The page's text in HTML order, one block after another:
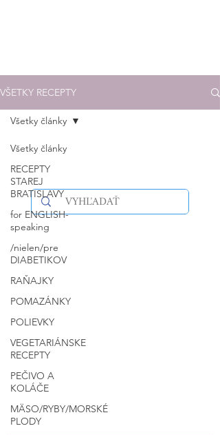
VŠETKY RECEPTY
Všetky články
RECEPTY
STAREJ
BRATISLAVY
for ENGLISH-
speaking
/nielen/pre
DIABETIKOV
RAŇAJKY
POMAZÁNKY
POLIEVKY
VEGETARIÁNSKE
RECEPTY
PEČIVO A
KOLÁČE
MÄSO/RYBY/MORSKÉ
PLODY
Všetky články